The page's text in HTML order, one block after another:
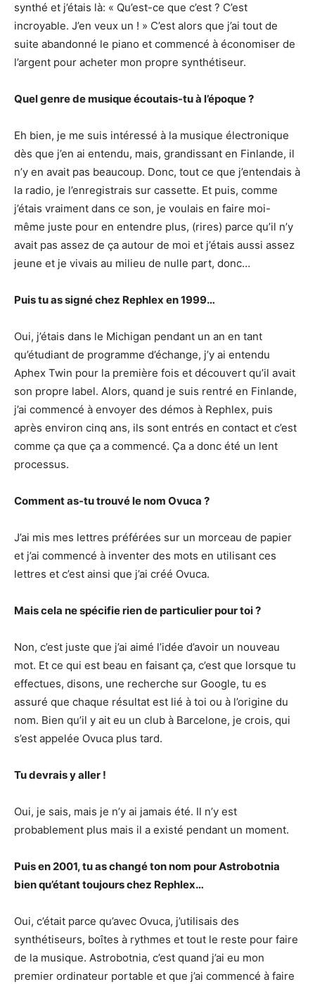
synthé et j’étais là: « Qu’est-ce que c’est ? C’est
incroyable. J’en veux un ! » C’est alors que j’ai tout de
suite abandonné le piano et commencé à économiser de
l’argent pour acheter mon propre synthétiseur.
Quel genre de musique écoutais-tu à l’époque ?
Eh bien, je me suis intéressé à la musique électronique
dès que j’en ai entendu, mais, grandissant en Finlande, il
n’y en avait pas beaucoup. Donc, tout ce que j’entendais à
la radio, je l’enregistrais sur cassette. Et puis, comme
j’étais vraiment dans ce son, je voulais en faire moi-
même juste pour en entendre plus, (rires) parce qu’il n’y
avait pas assez de ça autour de moi et j’étais aussi assez
jeune et je vivais au milieu de nulle part, donc…
Puis tu as signé chez Rephlex en 1999…
Oui, j’étais dans le Michigan pendant un an en tant
qu’étudiant de programme d’échange, j’y ai entendu
Aphex Twin pour la première fois et découvert qu’il avait
son propre label. Alors, quand je suis rentré en Finlande,
j’ai commencé à envoyer des démos à Rephlex, puis
après environ cinq ans, ils sont entrés en contact et c’est
comme ça que ça a commencé. Ça a donc été un lent
processus.
Comment as-tu trouvé le nom Ovuca ?
J’ai mis mes lettres préférées sur un morceau de papier
et j’ai commencé à inventer des mots en utilisant ces
lettres et c’est ainsi que j’ai créé Ovuca.
Mais cela ne spécifie rien de particulier pour toi ?
Non, c’est juste que j’ai aimé l’idée d’avoir un nouveau
mot. Et ce qui est beau en faisant ça, c’est que lorsque tu
effectues, disons, une recherche sur Google, tu es
assuré que chaque résultat est lié à toi ou à l’origine du
nom. Bien qu’il y ait eu un club à Barcelone, je crois, qui
s’est appelée Ovuca plus tard.
Tu devrais y aller !
Oui, je sais, mais je n’y ai jamais été. Il n’y est
probablement plus mais il a existé pendant un moment.
Puis en 2001, tu as changé ton nom pour Astrobotnia
bien qu’étant toujours chez Rephlex…
Oui, c’était parce qu’avec Ovuca, j’utilisais des
synthétiseurs, boîtes à rythmes et tout le reste pour faire
de la musique. Astrobotnia, c’est quand j’ai eu mon
premier ordinateur portable et que j’ai commencé à faire